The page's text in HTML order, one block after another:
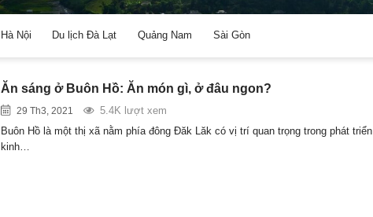
Hà Nội Du lịch Đà Lạt Quảng Nam Sài Gòn
Ăn sáng ở Buôn Hồ: Ăn món gì, ở đâu ngon?
29 Th3, 2021
5.4K lượt xem
Buôn Hồ là một thị xã nằm phía đông Đăk Lăk có vị trí quan trọng trong phát triển
kinh…